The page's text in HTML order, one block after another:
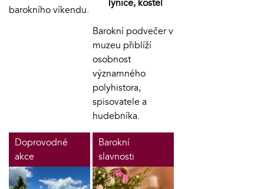
barokního víkendu.
Týnice, kostel
Barokní podvečer v
muzeu přiblíží
osobnost
významného
polyhistora,
spisovatele a
hudebníka.
Doprovodné
akce
Barokní
slavnosti